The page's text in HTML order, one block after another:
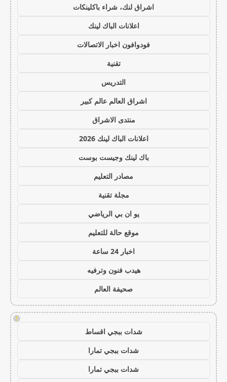
اشراق لنك، شراء باكلينكات
اعلانات الباك لينك
فودوافون اخبار الاتصالات
تقنية
التدريس
اشراق العالم عالم كبير
منتدى الاشراق
اعلانات الباك لينك 2026
باك لينك وجيست بوست
مصادر التعليم
مجلة تقنية
يو ان بي الرياضي
موقع حالة للتعليم
اخبار 24 ساعة
هيدب فنون وترفيه
صحيفة العالم
!
شدات ببجي اقساط
شدات ببجي تمارا
شدات ببجي تمارا